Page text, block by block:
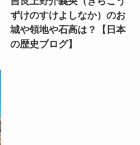
ずけのすけよしなか）のお
城や領地や石高は？【日本
の歴史ブログ】